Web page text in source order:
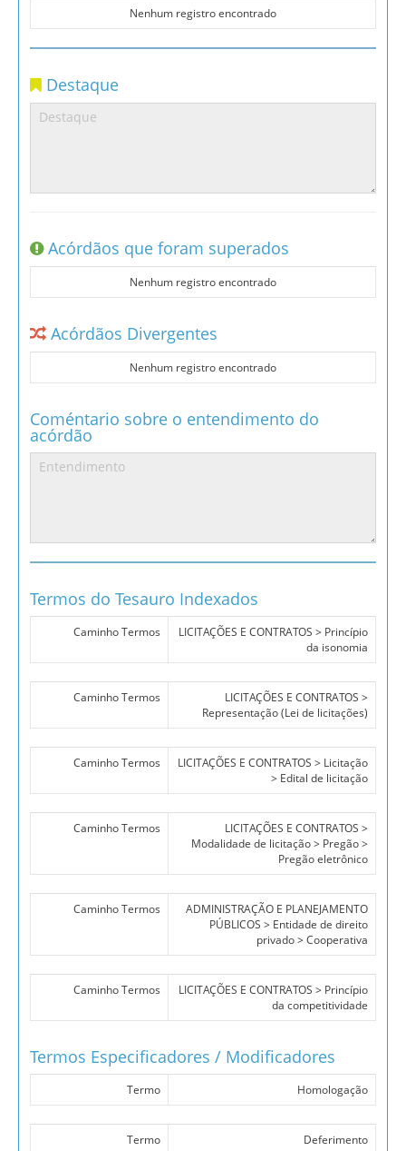
Nenhum registro encontrado
Destaque
Acórdãos que foram superados
Nenhum registro encontrado
Acórdãos Divergentes
Nenhum registro encontrado
Coméntario sobre o entendimento do
acórdão
Termos do Tesauro Indexados
Caminho Termos
LICITAÇÕES E CONTRATOS > Princípio
da isonomia
Caminho Termos
LICITAÇÕES E CONTRATOS >
Representação (Lei de licitações)
Caminho Termos
LICITAÇÕES E CONTRATOS > Licitação
> Edital de licitação
Caminho Termos
LICITAÇÕES E CONTRATOS >
Modalidade de licitação > Pregão >
Pregão eletrônico
Caminho Termos
ADMINISTRAÇÃO E PLANEJAMENTO
PÚBLICOS > Entidade de direito
privado > Cooperativa
Caminho Termos
LICITAÇÕES E CONTRATOS > Princípio
da competitividade
Termos Especificadores / Modificadores
Termo Homologação
Termo Deferimento